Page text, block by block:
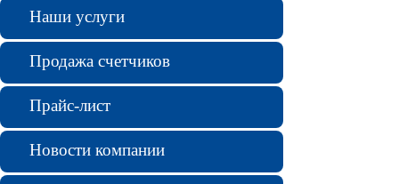
Наши услуги
Продажа счетчиков
Прайс-лист
Новости компании